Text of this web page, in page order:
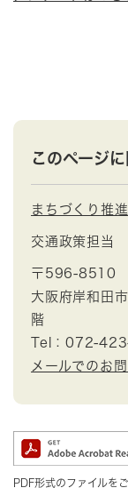
このページ
まちづくり推
交通政策担当
〒596-8510
大阪府岸和田
階
Tel：072-
メールでのお
PDF形式のファイルを